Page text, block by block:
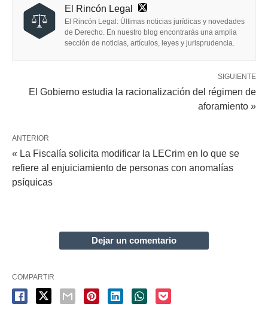
El Rincón Legal
El Rincón Legal: Últimas noticias jurídicas y novedades
de Derecho. En nuestro blog encontrarás una amplia
sección de noticias, artículos, leyes y jurisprudencia.
SIGUIENTE
El Gobierno estudia la racionalización del régimen de
aforamiento »
ANTERIOR
« La Fiscalía solicita modificar la LECrim en lo que se
refiere al enjuiciamiento de personas con anomalías
psíquicas
Dejar un comentario
COMPARTIR